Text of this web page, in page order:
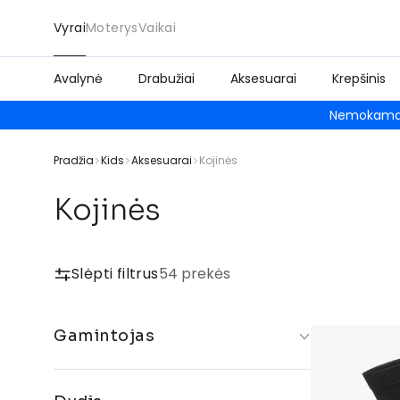
VyraiMoterysVaikai
Avalynė Drabužiai Aksesuarai Krepšinis
Pradžia Kids Aksesuarai Kojinės
Kojinės
Slėpti filtrus54 prekės
Gamintojas